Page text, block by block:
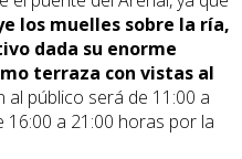
los muelles sobre la ría,
dada su enorme
terraza con vistas al
al público será de 11:00 a
16:00 a 21:00 horas por la